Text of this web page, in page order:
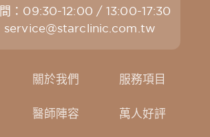
：09:30-12:00 / 13:00-17:30
service@starclinic.com.tw
關於我們 服務項目
醫師陣容 萬人好評